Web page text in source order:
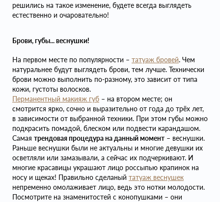
решились на такое изменение, будете всегда выглядеть
естественно и очаровательно!
Брови, губы... веснушки!
На первом месте по популярности – татуаж бровей. Чем
натуральнее будут выглядеть брови, тем лучше. Технически
брови можно выполнить по-разному, это зависит от типа
кожи, густоты волосков.
Перманентный макияж губ – на втором месте; он
смотрится ярко, сочно и выразительно от года до трёх лет,
в зависимости от выбранной техники. При этом губы можно
подкрасить помадой, блеском или подвести карандашом.
Самая трендовая процедура на данный момент – веснушки.
Раньше веснушки были не актуальны и многие девушки их
осветляли или замазывали, а сейчас их подчеркивают. И
многие красавицы украшают лицо россыпью крапинок на
носу и щеках! Правильно сделаный татуаж веснушек
непременно омолаживает лицо, ведь это нотки молодости.
Посмотрите на знаменитостей с конопушками – они